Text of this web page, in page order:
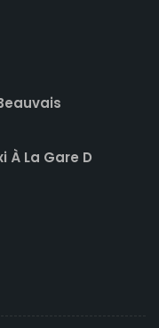
À La Gare D